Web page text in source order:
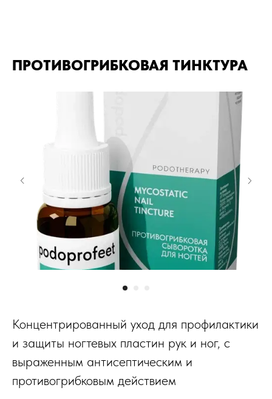
ПРОТИВОГРИБКОВАЯ ТИНКТУРА
Концентрированный уход для профилактики
и защиты ногтевых пластин рук и ног, с
выраженным антисептическим и
противогрибковым действием